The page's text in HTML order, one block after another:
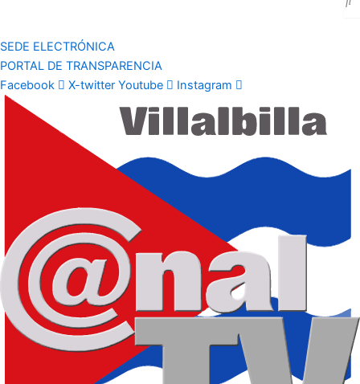
SEDE ELECTRÓNICA
PORTAL DE TRANSPARENCIA
Facebook
X-twitter Youtube Instagram